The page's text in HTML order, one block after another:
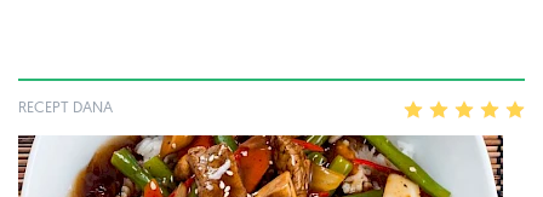
RECEPT DANA 2 3 4